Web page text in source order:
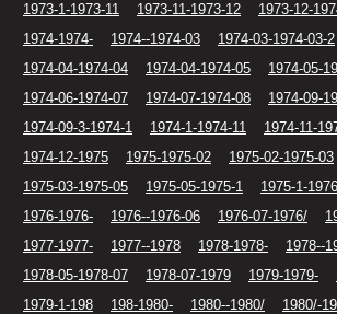
1973-1-1973-11
1973-11-1973-12
1973-12-
1974-1974-
1974--1974-03
1974-03-1974-03-2
1974-04-1974-04
1974-04-1974-05
1974-05-
1974-06-1974-07
1974-07-1974-08
1974-09-
1974-09-3-1974-1
1974-1-1974-11
1974-11-
1974-12-1975
1975-1975-02
1975-02-1975-03
1975-03-1975-05
1975-05-1975-1
1975-1-1976
1976-1976-
1976--1976-06 1976-07-1976/
1977-1977-
1977--1978 1978-1978-
1978--
1978-05-1978-07
1978-07-1979 1979-1979-
1979-1-198
198-1980- 1980--1980/
1980/-